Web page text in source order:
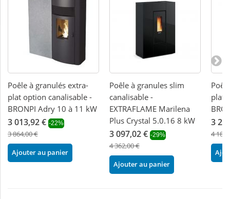
Poêle à granulés extra-
plat option canalisable -
BRONPI Adry 10 à 11 kW
3 013,92 € -22%
3 864,00 €
Ajouter au panier
Poêle à granules slim
canalisable -
EXTRAFLAME Marilena
Plus Crystal 5.0.16 8 kW
3 097,02 € -29%
4 362,00 €
Ajouter au panier
plat
3
4